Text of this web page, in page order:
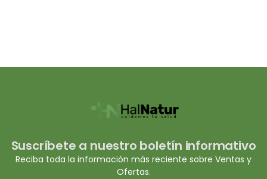
Suscríbete a nuestro boletín informativo
Reciba toda la información más reciente sobre Ventas y
Ofertas.